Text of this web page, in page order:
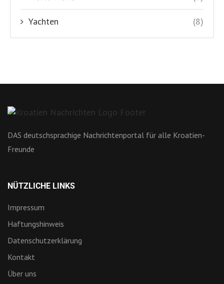
Yachten (8)
DAS deutschsprachige Nachrichtenportal für alle Kroatien-
Freunde
NÜTZLICHE LINKS
Impressum
Haftungshinweis
Datenschutzerklärung
Kontakt
Über uns